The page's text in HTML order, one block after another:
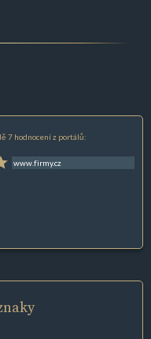
7 hodnocení z portálů:
www.firmy.cz